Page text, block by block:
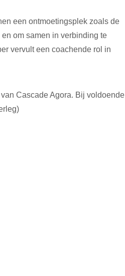
een ontmoetingsplek zoals de
om samen in verbinding te
vervult een coachende rol in
Cascade Agora. Bij voldoende